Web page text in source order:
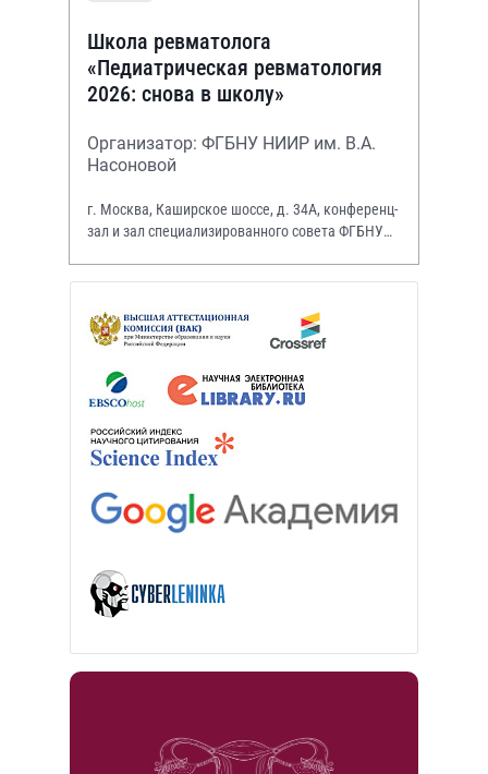
Школа ревматолога
«Педиатрическая ревматология
2026: снова в школу»
Организатор: ФГБНУ НИИР им. В.А.
Насоновой
г. Москва, Каширское шоссе, д. 34А, конференц-
зал и зал специализированного совета ФГБНУ